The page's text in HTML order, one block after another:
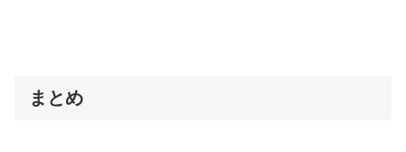
まとめ